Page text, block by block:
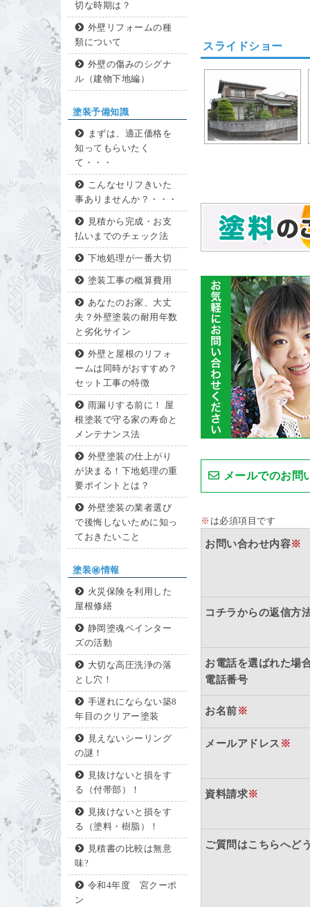
切な時期は？
外壁リフォームの種
類について
外壁の傷みのシグナ
ル（建物下地編）
塗装予備知識
まずは、適正価格を
知ってもらいたく
て・・・
こんなセリフきいた
事ありませんか？・・・
見積から完成・お支
払いまでのチェック法
下地処理が一番大切
塗装工事の概算費用
あなたのお家、大丈
夫？外壁塗装の耐用年数
と劣化サイン
外壁と屋根のリフォ
ームは同時がおすすめ？
セット工事の特徴
雨漏りする前に！ 屋
根塗装で守る家の寿命と
メンテナンス法
外壁塗装の仕上がり
が決まる！下地処理の重
要ポイントとは？
外壁塗装の業者選び
で後悔しないために知っ
ておきたいこと
塗装㊙情報
火災保険を利用した
屋根修繕
静岡塗魂ペインター
ズの活動
大切な高圧洗浄の落
とし穴！
手遅れにならない築8
年目のクリアー塗装
見えないシーリング
の謎！
見抜けないと損をす
る（付帯部）！
見抜けないと損をす
る（塗料・樹脂）！
見積書の比較は無意
味?
令和4年度 宮クーポ
ン
スライドショー
メールでのお問
※ は必須項目です
お問い合わせ内容※
コチラからの返信方
お電話を選ばれた場
電話番号
お名前※
メールアドレス ※
資料請求※
ご質問はこちらへど